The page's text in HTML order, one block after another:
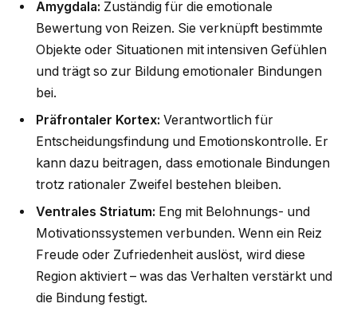
Amygdala: Zuständig für die emotionale
Bewertung von Reizen. Sie verknüpft bestimmte
Objekte oder Situationen mit intensiven Gefühlen
und trägt so zur Bildung emotionaler Bindungen
bei.
Präfrontaler Kortex: Verantwortlich für
Entscheidungsfindung und Emotionskontrolle. Er
kann dazu beitragen, dass emotionale Bindungen
trotz rationaler Zweifel bestehen bleiben.
Ventrales Striatum: Eng mit Belohnungs- und
Motivationssystemen verbunden. Wenn ein Reiz
Freude oder Zufriedenheit auslöst, wird diese
Region aktiviert – was das Verhalten verstärkt und
die Bindung festigt.